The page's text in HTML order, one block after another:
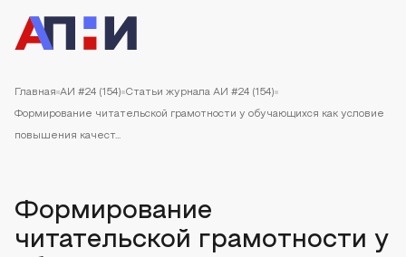
Главная АИ #24 (154) Статьи журнала АИ #24 (154)
Формирование читательской грамотности у обучающихся как условие
повышения качест...
Формирование
читательской грамотности у